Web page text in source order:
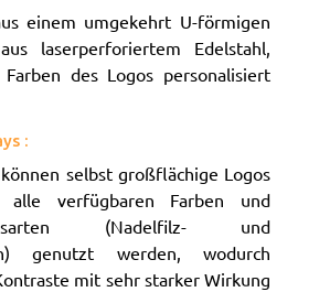
einem umgekehrt U-förmigen
laserperforiertem Edelstahl,
des Logos personalisiert
:
selbst großflächige Logos
verfügbaren Farben und
(Nadelfilz- und
genutzt werden, wodurch
mit sehr starker Wirkung